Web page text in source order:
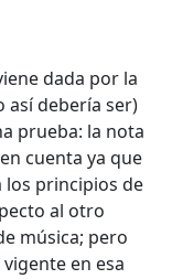
dada por la
así debería ser)
prueba: la nota
cuenta ya que
los principios de
al otro
música; pero
en esa